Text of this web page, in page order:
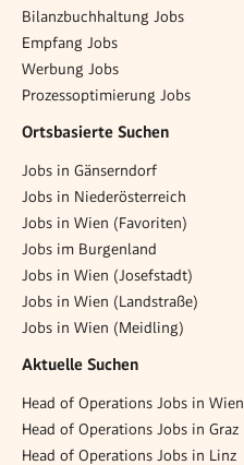
Bilanzbuchhaltung Jobs
Empfang Jobs
Werbung Jobs
Prozessoptimierung Jobs
Ortsbasierte Suchen
Jobs in Gänserndorf
Jobs in Niederösterreich
Jobs in Wien (Favoriten)
Jobs im Burgenland
Jobs in Wien (Josefstadt)
Jobs in Wien (Landstraße)
Jobs in Wien (Meidling)
Aktuelle Suchen
Head of Operations Jobs in Wien
Head of Operations Jobs in Graz
Head of Operations Jobs in Linz